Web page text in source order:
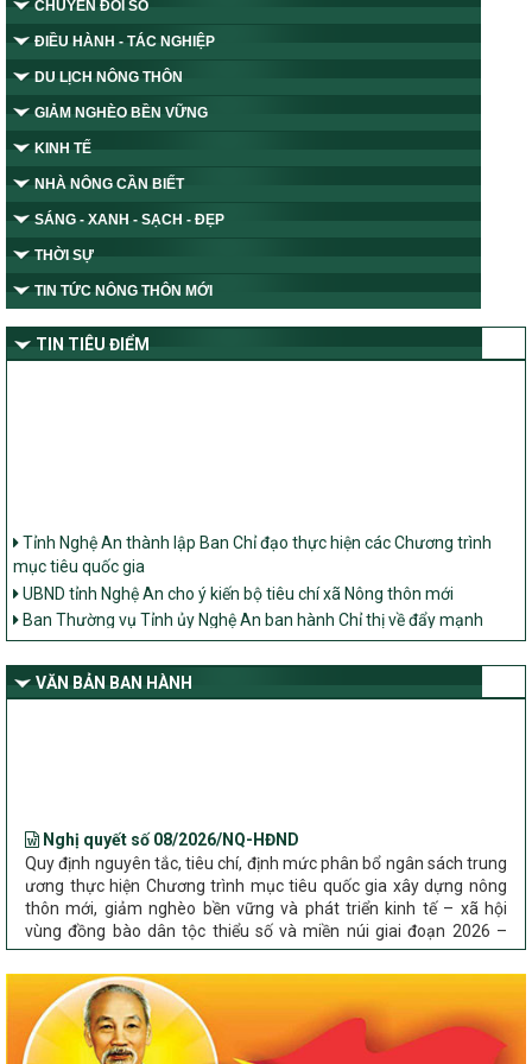
CHUYỂN ĐỔI SỐ
ĐIỀU HÀNH - TÁC NGHIỆP
DU LỊCH NÔNG THÔN
GIẢM NGHÈO BỀN VỮNG
KINH TẾ
NHÀ NÔNG CẦN BIẾT
SÁNG - XANH - SẠCH - ĐẸP
THỜI SỰ
TIN TỨC NÔNG THÔN MỚI
TIN TIÊU ĐIỂM
Tỉnh Nghệ An thành lập Ban Chỉ đạo thực hiện các Chương trình
mục tiêu quốc gia
UBND tỉnh Nghệ An cho ý kiến bộ tiêu chí xã Nông thôn mới
Ban Thường vụ Tỉnh ủy Nghệ An ban hành Chỉ thị về đẩy mạnh
thực hiện Chương trình mục tiêu quốc gia xây dựng nông thôn mới,
dân tộc thiểu số và miền núi giai đoạn 2026 – 2030 trên địa bàn tỉnh
Nghệ An
VĂN BẢN BAN HÀNH
Quy định nguyên tắc, tiêu chí, định mức phân bổ ngân sách trung
ương thực hiện Chương trình mục tiêu quốc gia xây dựng nông
thôn mới, giảm nghèo bền vững và phát triển kinh tế – xã hội
vùng đồng bào dân tộc thiểu số và miền núi giai đoạn 2026 –
2030 trên địa bàn tỉnh Nghệ An
Chỉ Thị số 22-CT/TU
về đẩy mạnh thực hiện Chương trình mục tiêu quốc gia xây dựng
nông thôn mới, giảm nghèo bền vững và phát triển kinh tế – xã
hội vùng đồng bào dân tộc thiểu số và miền núi giai đoạn 2026 –